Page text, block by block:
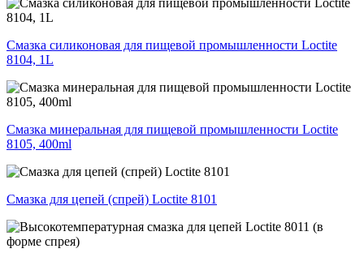
Смазка силиконовая для пищевой промышленности Loctite
8104, 1L
Смазка минеральная для пищевой промышленности Loctite
8105, 400ml
Смазка для цепей (спрей) Loctite 8101